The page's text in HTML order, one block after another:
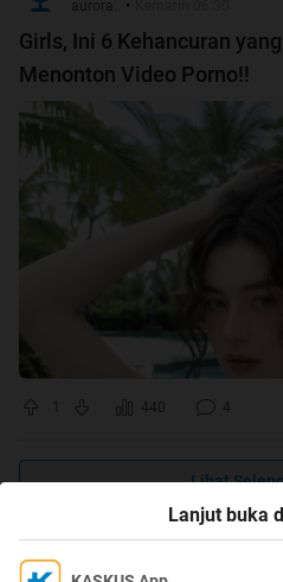
aurora.. •
Girls, Ini 6 Kehancuran
Menonton Video Porno!!
440 4
Lihat
Lanjut buka